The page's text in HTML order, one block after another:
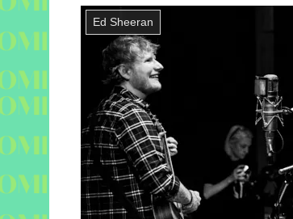
Ed Sheeran